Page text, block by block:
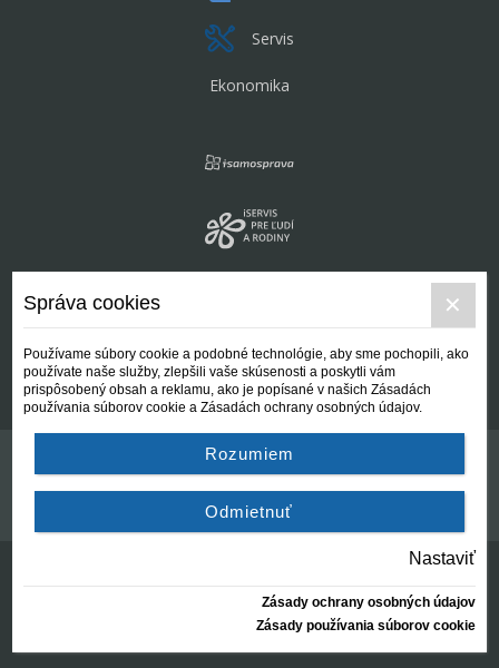
Servis
Ekonomika
Kontakt
Všeobecné podmienky
© Centrálna nezisková spoločnosť | since 2012
Správa cookies
Používame súbory cookie a podobné technológie, aby sme pochopili, ako
používate naše služby, zlepšili vaše skúsenosti a poskytli vám
prispôsobený obsah a reklamu, ako je popísané v našich Zásadách
používania súborov cookie a Zásadách ochrany osobných údajov.
Rozumiem
Odmietnuť
Nastaviť
Zásady ochrany osobných údajov
Zásady používania súborov cookie